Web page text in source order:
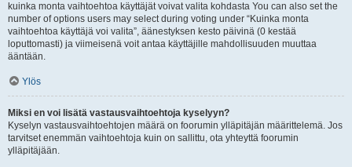
kuinka monta vaihtoehtoa käyttäjät voivat valita kohdasta You can also set the
number of options users may select during voting under “Kuinka monta
vaihtoehtoa käyttäjä voi valita”, äänestyksen kesto päivinä (0 kestää
loputtomasti) ja viimeisenä voit antaa käyttäjille mahdollisuuden muuttaa
ääntään.
Ylös
Miksi en voi lisätä vastausvaihtoehtoja kyselyyn?
Kyselyn vastausvaihtoehtojen määrä on foorumin ylläpitäjän määrittelemä. Jos
tarvitset enemmän vaihtoehtoja kuin on sallittu, ota yhteyttä foorumin
ylläpitäjään.